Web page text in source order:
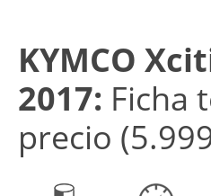
KYMCO
2017: Ficha
precio